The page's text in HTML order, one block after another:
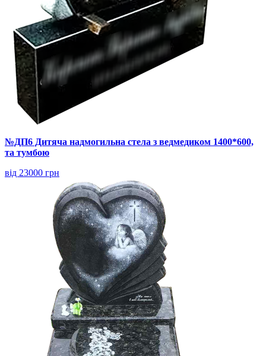
№ДП6 Дитяча надмогильна стела з ведмедиком 1400*600,
та тумбою
від 23000 грн